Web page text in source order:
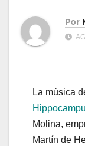
Por
La música
Molina,
Martín de